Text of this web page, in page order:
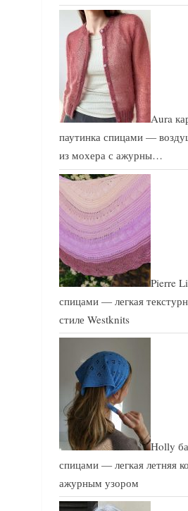
Aura
паутинка спицами —
из мохера с ажурны…
Pierre
спицами — легкая
стиле Westknits
Holly
спицами — легкая летняя
ажурным узором